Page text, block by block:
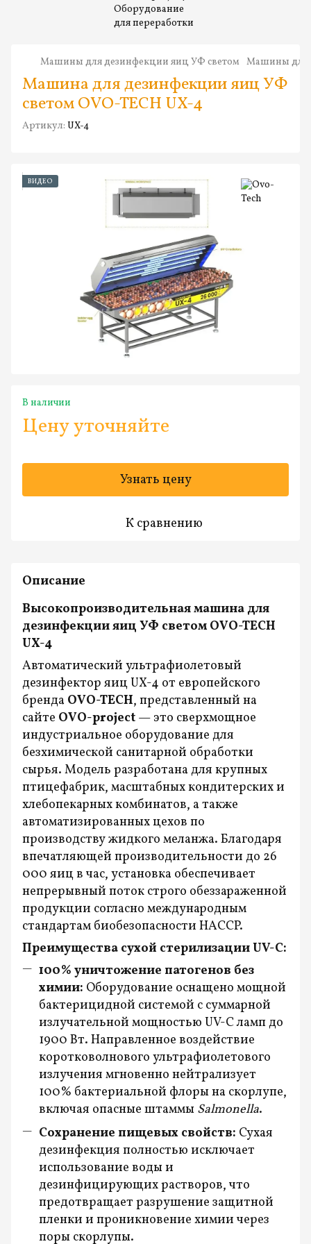
Машины для дезинфекции яиц УФ светом Машины для
Машина для дезинфекции яиц УФ
светом OVO-TECH UX-4
Артикул: UX-4
ВИДЕО
В наличии
Цену уточняйте
Узнать цену
К сравнению
Описание
Высокопроизводительная машина для
дезинфекции яиц УФ светом OVO-TECH
UX-4
Автоматический ультрафиолетовый
дезинфектор яиц UX-4 от европейского
бренда OVO-TECH, представленный на
сайте OVO-project — это сверхмощное
индустриальное оборудование для
безхимической санитарной обработки
сырья. Модель разработана для крупных
птицефабрик, масштабных кондитерских и
хлебопекарных комбинатов, а также
автоматизированных цехов по
производству жидкого меланжа. Благодаря
впечатляющей производительности до 26
000 яиц в час, установка обеспечивает
непрерывный поток строго обеззараженной
продукции согласно международным
стандартам биобезопасности HACCP.
Преимущества сухой стерилизации UV-C:
100% уничтожение патогенов без
химии: Оборудование оснащено мощной
бактерицидной системой с суммарной
излучательной мощностью UV-C ламп до
1900 Вт. Направленное воздействие
коротковолнового ультрафиолетового
излучения мгновенно нейтрализует
100% бактериальной флоры на скорлупе,
включая опасные штаммы Salmonella.
Сохранение пищевых свойств: Сухая
дезинфекция полностью исключает
использование воды и
дезинфицирующих растворов, что
предотвращает разрушение защитной
пленки и проникновение химии через
поры скорлупы.